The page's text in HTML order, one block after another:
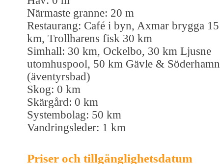
Närmaste granne: 20 m
Restaurang: Café i byn, Axmar brygga 15
km, Trollharens fisk 30 km
Simhall: 30 km, Ockelbo, 30 km Ljusne
utomhuspool, 50 km Gävle & Söderhamn
(äventyrsbad)
Skog: 0 km
Skärgård: 0 km
Systembolag: 50 km
Vandringsleder: 1 km
Priser och tillgänglighetsdatum